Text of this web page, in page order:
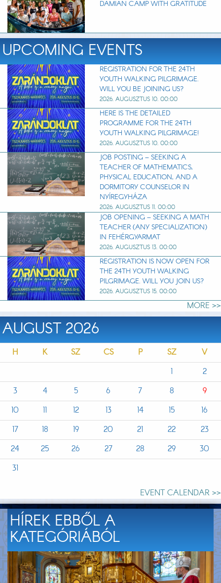
DAMIAN CAMP WITH GRATITUDE
UPCOMING EVENTS
REGISTRATION FOR THE 24TH
YOUTH WALKING PILGRIMAGE.
WILL YOU BE JOINING US?
2026. AUGUSZTUS 10. 00:00
HERE IS THE DETAILED
PROGRAMME FOR THE 24TH
YOUTH WALKING PILGRIMAGE!
2026. AUGUSZTUS 10. 00:00
JOB POSTING – SEEKING A
TEACHER OF MATHEMATICS,
PHYSICAL EDUCATION, AND A
DORMITORY COUNSELOR IN
NYÍREGYHÁZA
2026. AUGUSZTUS 11. 00:00
JOB OPENING – SEEKING A MATH
TEACHER (ANY SPECIALIZATION)
IN FEHÉRGYARMAT
2026. AUGUSZTUS 13. 00:00
REGISTRATION IS NOW OPEN FOR
THE 24TH YOUTH WALKING
PILGRIMAGE. WILL YOU JOIN US?
2026. AUGUSZTUS 15. 00:00
MORE >>
AUGUST 2026
H K SZ CS P SZ
V
1
2
3
4 5 6 7 8
9
10
11 12 13 14 15
16
17
18 19 20 21 22
23
24
25 26 27 28 29
30
31
EVENT CALENDAR >>
HÍREK EBBŐL A
KATEGÓRIÁBÓL